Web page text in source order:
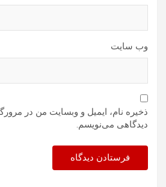
وب‌ سایت
ذخیره نام، ایمیل و وبسایت من در
دیدگاهی می‌نویسم.